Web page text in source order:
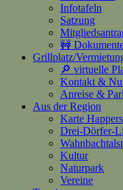
Infotafeln
Satzung
🚧
Grillplatz/
🔎 virtuelle
Kontakt &
Anreise &
Aus der Region
Karte
Drei-Dörfer-
Kultur
Naturpark
Vereine